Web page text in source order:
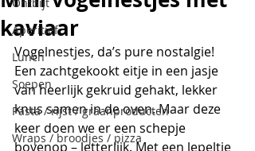
Aperitief
Lunch
Soepen
Pasta / rijst / graanproducten
Wraps / broodjes / pizza
kaviaar
Vogelnestjes, da’s pure nostalgie!
Een zachtgekookt eitje in een jasje
van heerlijk gekruid gehakt, lekker
knus samen in de oven. Maar deze
keer doen we er een schepje
bovenop – letterlijk. Met een lepeltje